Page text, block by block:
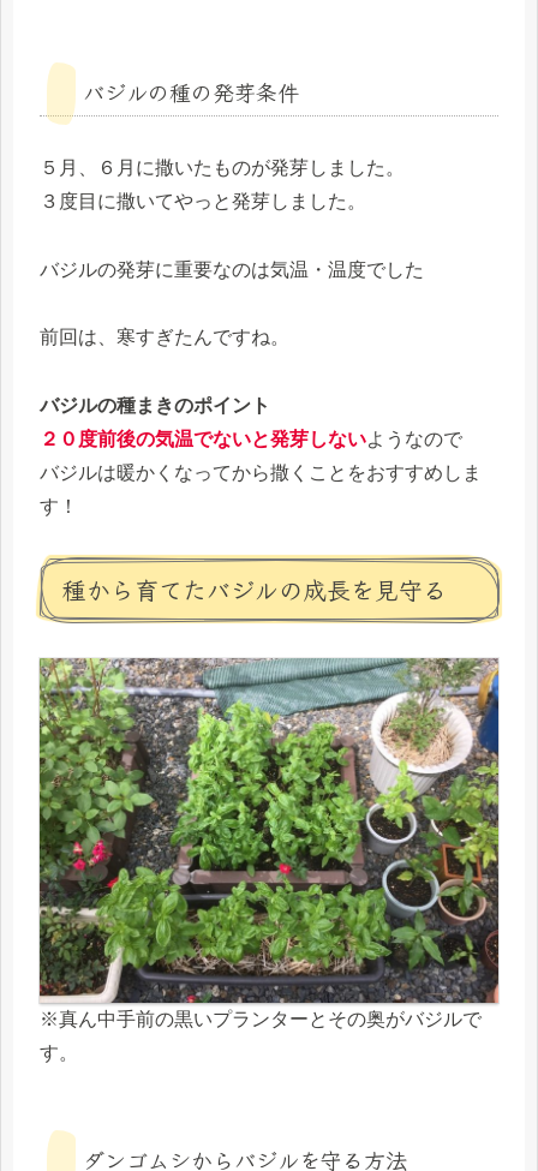
バジルの種の発芽条件
５月、６月に撒いたものが発芽しました。
３度目に撒いてやっと発芽しました。
バジルの発芽に重要なのは気温・温度でした
前回は、寒すぎたんですね。
バジルの種まきのポイント
２０度前後の気温でないと発芽しないようなので
バジルは暖かくなってから撒くことをおすすめしま
す！
種から育てたバジルの成長を見守る
※真ん中手前の黒いプランターとその奥がバジルで
す。
ダンゴムシからバジルを守る方法